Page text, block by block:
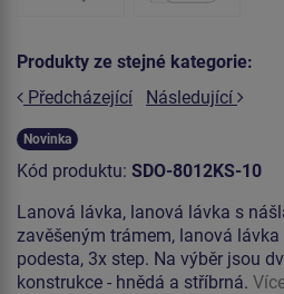
Produkty ze stejné kategorie:
Předcházející
Následující
Novinka
Kód produktu: SDO-8012KS-10
Lanová lávka, lanová lávka s
zavěšeným trámem, lanová
podesta, 3x step. Na výběr jsou
konstrukce - hnědá a stříbrná.